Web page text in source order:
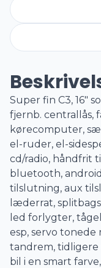
Super fin C3, 16"
fjernb. centrallås,
kørecomputer,
el-ruder, el-
cd/radio, håndfrit
bluetooth,
tilslutning, aux
læderrat,
led forlygter,
esp, servo
tandrem,
bil i en smart